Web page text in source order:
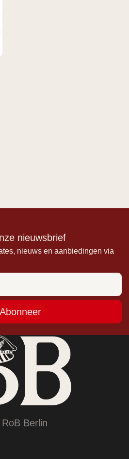
nieuwsbrief
nieuws en aanbiedingen via
Abonneer
Berlin